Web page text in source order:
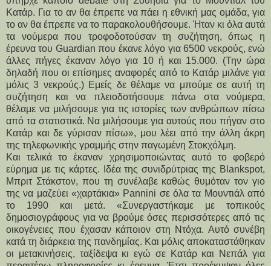
Κατάρ. Για το αν θα έπρεπε να πάει η εθνική μας ομάδα, για
το αν θα έπρεπε να το παρακολουθήσουμε. Ήταν κι όλα αυτά
τα νούμερα που τροφοδοτούσαν τη συζήτηση, όπως η
έρευνα του Guardian που έκανε λόγο για 6500 νεκρούς, ενώ
άλλες πήγες έκαναν λόγο για 10 ή και 15.000. (Την ώρα
δηλαδή που οι επίσημες αναφορές από το Κατάρ μιλάνε για
μόλις 3 νεκρούς.) Εμείς δε θέλαμε να μπούμε σε αυτή τη
συζήτηση και να πλειοδοτήσουμε πάνω στα νούμερα,
θέλαμε να μιλήσουμε για τις ιστορίες των ανθρώπων πίσω
από τα στατιστικά. Να μιλήσουμε για αυτούς που πήγαν στο
Κατάρ και δε γύρισαν πίσω», μου λέει από την άλλη άκρη
της τηλεφωνικής γραμμής στην παγωμένη Στοκχόλμη.
Και τελικά το έκαναν χρησιμοποιώντας αυτό το φοβερό
εύρημα με τις κάρτες. Ιδέα της συνιδρύτριας της Blankspot,
Μπριτ Στάκστον, που τη συνέλαβε καθώς θυμόταν τον γιο
της να μαζεύει «χαρτάκια» Pannini σε όλα τα Μουντιάλ από
το 1990 και μετά. «Συνεργαστήκαμε με τοπικούς
δημοσιογράφους για να βρούμε όσες περισσότερες από τις
οικογένειες που έχασαν κάποιον στη Ντόχα. Αυτό συνέβη
κατά τη διάρκεια της πανδημίας. Και μόλις αποκαταστάθηκαν
οι μετακινήσεις, ταξίδεψα κι εγώ σε Κατάρ και Νεπάλ για